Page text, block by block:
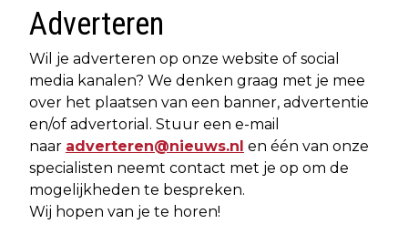
Adverteren
Wil je adverteren op onze website of social
media kanalen? We denken graag met je mee
over het plaatsen van een banner, advertentie
en/of advertorial. Stuur een e-mail
naar adverteren@nieuws.nl en één van onze
specialisten neemt contact met je op om de
mogelijkheden te bespreken.
Wij hopen van je te horen!